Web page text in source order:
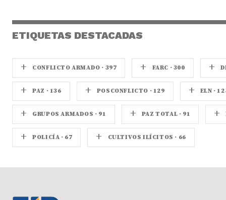
ETIQUETAS DESTACADAS
+ CONFLICTO ARMADO · 397 + FARC · 300 +
+ PAZ · 136 + POSCONFLICTO · 129 + ELN ·
+ GRUPOS ARMADOS · 91 + PAZ TOTAL · 91 +
+ POLICÍA · 67 + CULTIVOS ILÍCITOS · 66